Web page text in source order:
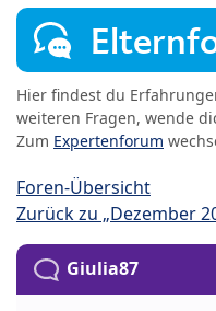
Hier findest du
weiteren Fragen, wende
Zum Expertenforum
Foren-Übersicht
Zurück zu „Dezember
Giulia87